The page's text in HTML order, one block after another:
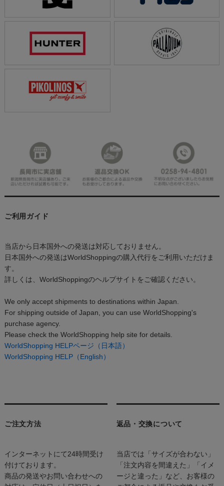
ご利用ガイド
当店から日本国外への発送は対応しておりません。
日本国外への発送はWorldShoppingの購入代行をご利用いただけま
す。
詳しくは、WorldShoppingのヘルプサイトをご確認ください。
We only accept shipments to destinations within Japan.
For shipping outside of Japan, you can use WorldShopping's
purchase agency.
Please check the WorldShopping help site for details.
WorldShopping HELPページ（日本語）
WorldShopping HELP（English）
ご注文方法
インターネットにて24時間受け
付けております。
商品の発送やお問い合わせへの
返品・交換について
当店では「サイズが合わない」
「注文内容を間違えた」「イメ
ージと違った」など、お客様の